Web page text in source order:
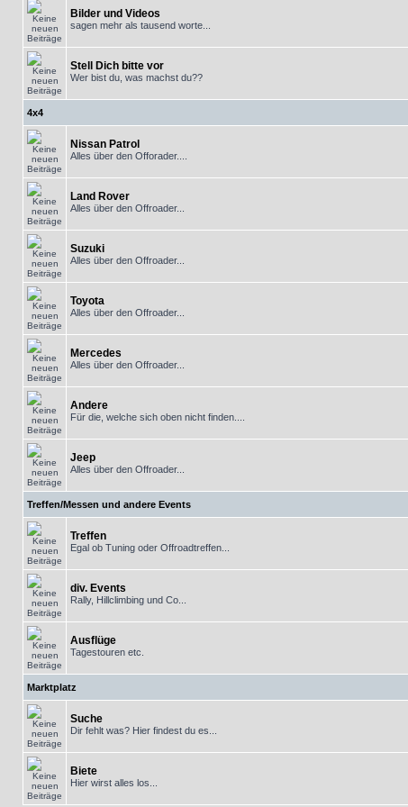
Bilder und Videos
sagen mehr als tausend worte...
Stell Dich bitte vor
Wer bist du, was machst du??
4x4
Nissan Patrol
Alles über den Offorader....
Land Rover
Alles über den Offroader...
Suzuki
Alles über den Offroader...
Toyota
Alles über den Offroader...
Mercedes
Alles über den Offroader...
Andere
Für die, welche sich oben nicht finden....
Jeep
Alles über den Offroader...
Treffen/Messen und andere Events
Treffen
Egal ob Tuning oder Offroadtreffen...
div. Events
Rally, Hillclimbing und Co...
Ausflüge
Tagestouren etc.
Marktplatz
Suche
Dir fehlt was? Hier findest du es...
Biete
Hier wirst alles los...